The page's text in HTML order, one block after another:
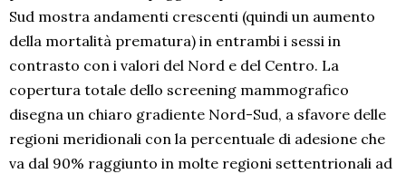
Sud mostra andamenti crescenti (quindi un aumento
della mortalità prematura) in entrambi i sessi in
contrasto con i valori del Nord e del Centro. La
copertura totale dello screening mammografico
disegna un chiaro gradiente Nord-Sud, a sfavore delle
regioni meridionali con la percentuale di adesione che
va dal 90% raggiunto in molte regioni settentrionali ad